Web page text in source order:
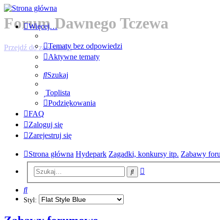
Forum Dawnego Tczewa
Przejdź do zawartości
Więcej…
Tematy bez odpowiedzi
Aktywne tematy
Szukaj
Toplista
Podziękowania
FAQ
Zaloguj się
Zarejestruj się
Strona główna Hydepark Zagadki, konkursy itp. Zabawy
Szukaj
Szukaj
Styl: